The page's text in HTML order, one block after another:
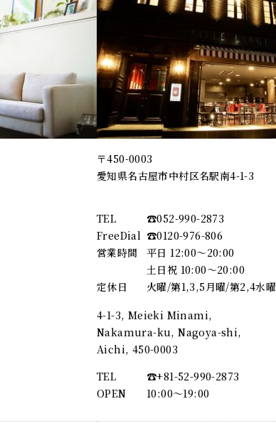
〒450-0003
愛知県名古屋市中村区名駅南4-1-3
TEL
☎︎052-990-2873
FreeDial ☎︎0120-976-806
営業時間
平日 12:00～20:00
土日祝 10:00～20:00
定休日
火曜/第1,3,5月曜/第2,4水曜
4-1-3, Meieki Minami,
Nakamura-ku, Nagoya-shi,
Aichi, 450-0003
TEL
☎︎+81-52-990-2873
OPEN
10:00〜19:00